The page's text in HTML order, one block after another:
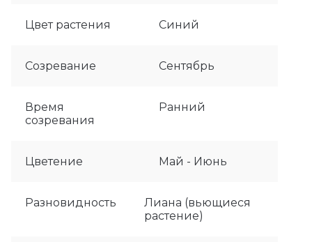
Цвет растения Синий
Созревание Сентябрь
Время
созревания
Ранний
Цветение Май - Июнь
Разновидность
Лиана (вьющиеся
растение)